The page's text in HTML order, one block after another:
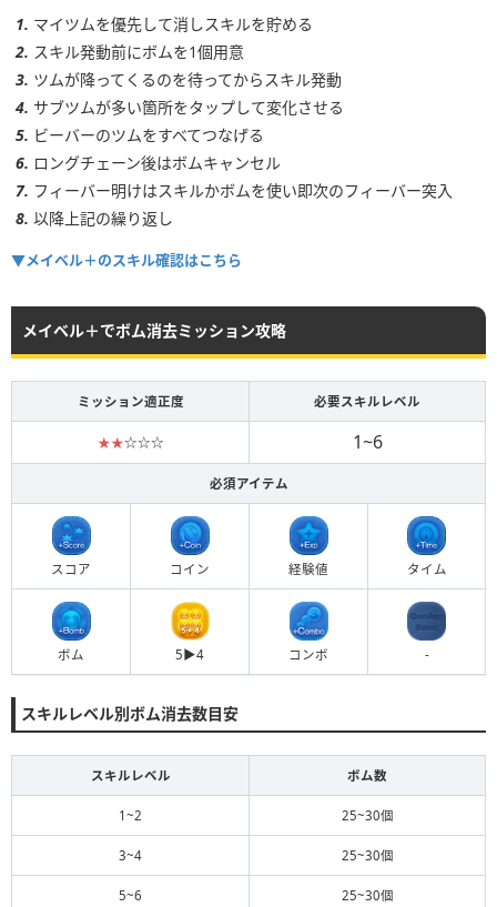
5~6
マイツムを優先して消しスキルを貯める
スキル発動前にボムを1個用意
ツムが降ってくるのを待ってからスキル発動
サブツムが多い箇所をタップして変化させる
ビーバーのツムをすべてつなげる
ロングチェーン後はボムキャンセル
フィーバー明けはスキルかボムを使い即次のフィーバー突入
以降上記の繰り返し
▼メイベル＋のスキル確認はこちら
メイベル＋でボム消去ミッション攻略
ミッション適正度 必要スキルレベル
★★☆☆☆ 1~6
必須アイテム
スコア コイン 経験値 タイム
ボム 5▶︎4 コンボ -
スキルレベル別ボム消去数目安
スキルレベル ボム数
1~2 25~30個
3~4 25~30個
5~6 25~30個